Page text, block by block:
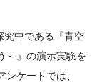
究中である『青空
～』の演示実験を
ケートでは、